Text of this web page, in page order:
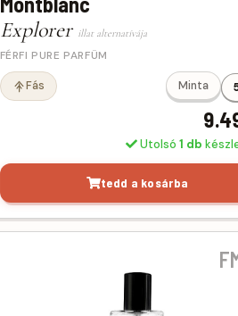
Explorer illat alternatívája
FÉRFI PURE PARFÜM
Fás Minta
Utolsó1 db
tedd a kosárba